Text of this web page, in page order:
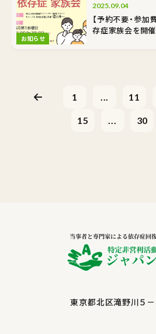
お知らせ
2025.09.04
【予約不要・参加
存症家族会を開
1 ... 11
15 ... 30
東京都北区滝野川５－